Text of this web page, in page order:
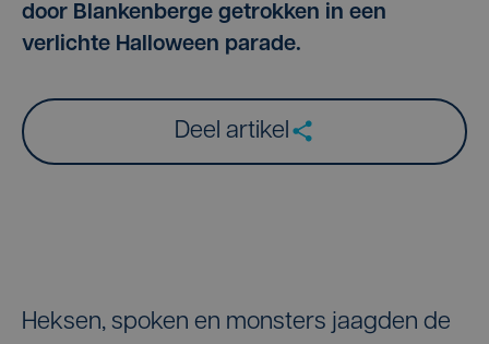
door Blankenberge getrokken in een
verlichte Halloween parade.
Deel artikel
Heksen, spoken en monsters jaagden de